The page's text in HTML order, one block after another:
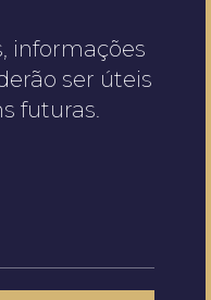
informações
ser úteis
futuras.